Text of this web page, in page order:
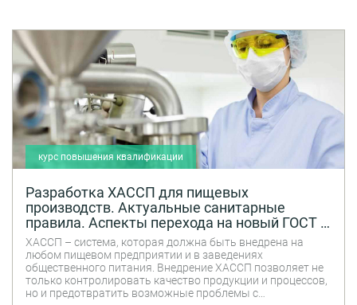
курс повышения квалификации
Разработка ХАССП для пищевых
производств. Актуальные санитарные
правила. Аспекты перехода на новый ГОСТ Р
51705.1-2024
ХАССП – система, которая должна быть внедрена на
любом пищевом предприятии и в заведениях
общественного питания. Внедрение ХАССП позволяет не
только контролировать качество продукции и процессов,
но и предотвратить возможные проблемы с